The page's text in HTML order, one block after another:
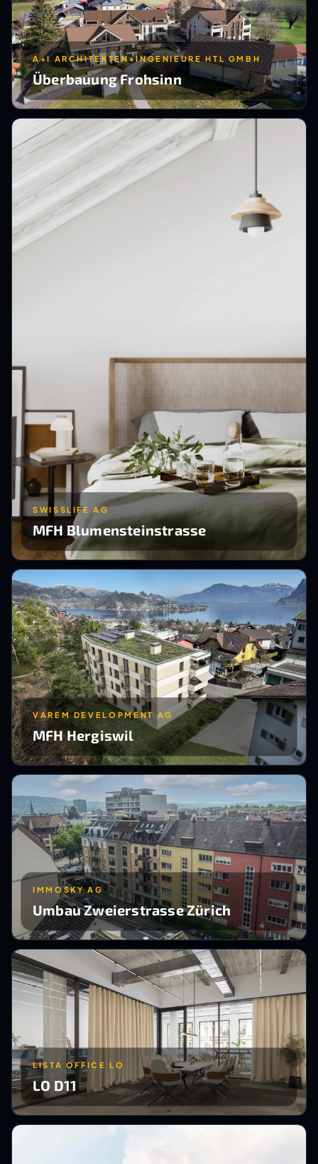
A+I ARCHITEKTEN+INGENIEURE HTL GMBH
Überbauung Frohsinn
SWISSLIFE AG
MFH Blumensteinstrasse
VAREM DEVELOPMENT AG
MFH Hergiswil
IMMOSKY AG
Umbau Zweierstrasse Zürich
LISTA OFFICE LO
LO D11